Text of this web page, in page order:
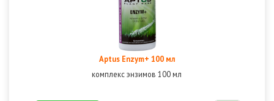
Aptus Enzym+ 100 мл
комплекс энзимов 100 мл